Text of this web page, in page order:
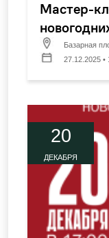
Мастер-
Базарная
27.12.2025 •
20
ДЕКАБРЯ